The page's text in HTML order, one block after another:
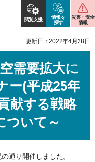
閲覧支援
情報を
探す
災害・安全
情報
更新日：2022年4月28日
需要拡大に
ー(平成25年
献する戦略
ついて～
通り開催しました。